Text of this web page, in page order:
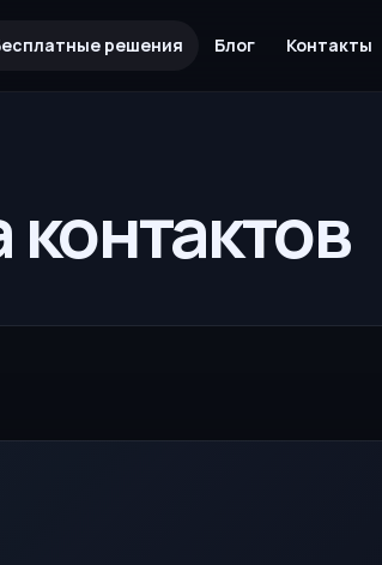
решения Блог Контакты